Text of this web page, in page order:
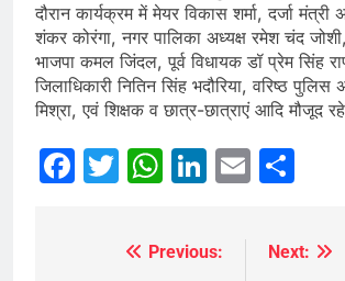
दौरान कार्यक्रम में मेयर विकास शर्मा, दर्जा
शंकर कोरंगा, नगर पालिका अध्यक्ष रमेश चंद
भाजपा कमल जिंदल, पूर्व विधायक डॉ प्रेम सिंह
जिलाधिकारी नितिन सिंह भदौरिया, वरिष्ठ पुलिस
मिश्रा, एवं शिक्षक व छात्र-छात्राएं आदि मौजूद
Facebook
Twitter
WhatsApp
LinkedIn
Email
Previous: Next: